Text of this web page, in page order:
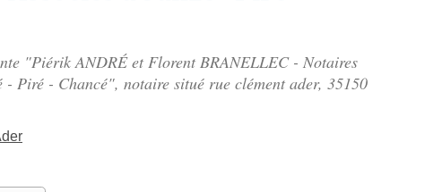
"Piérik ANDRÉ et Florent BRANELLEC - Notaires
- Piré - Chancé", notaire situé rue clément ader, 35150